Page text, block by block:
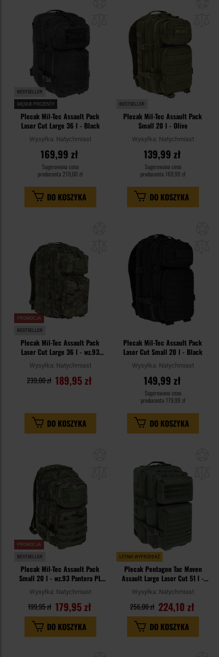
schowka
BESTSELLER
MĘSKIE PREZENTY
Plecak Mil-Tec Assault Pack
Laser Cut Large 36 l - Black
Wysyłka: Natychmiast
169,99 zł
Sugerowana cena
producenta 219,00 zł
DO KOSZYKA
BESTSELLER
Plecak Mil-Tec Assault Pack
Small 20 l - Olive
Wysyłka: Natychmiast
139,99 zł
Sugerowana cena
producenta 169,99 zł
DO KOSZYKA
schowka
PROMOCJA
BESTSELLER
Plecak Mil-Tec Assault Pack
Laser Cut Large 36 l - wz.93
Pantera PL Woodland
Wysyłka: Natychmiast
189,95 zł
239,00 zł
DO KOSZYKA
Plecak Mil-Tec Assault Pack
Laser Cut Small 20 l - Black
Wysyłka: Natychmiast
149,99 zł
Sugerowana cena
producenta 179,99 zł
DO KOSZYKA
schowka
PROMOCJA
BESTSELLER
Plecak Mil-Tec Assault Pack
Small 20 l - wz.93 Pantera PL
Woodland
Wysyłka: Natychmiast
179,95 zł
199,95 zł
DO KOSZYKA
LETNIA WYPRZEDAŻ
Plecak Pentagon Tac Maven
Assault Large Laser Cut 51 l -
Olive
Wysyłka: Natychmiast
224,10 zł
256,00 zł
DO KOSZYKA